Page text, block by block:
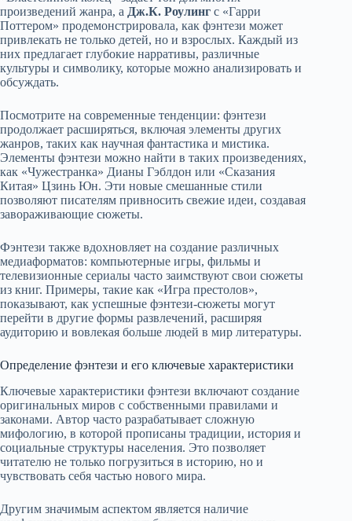
произведений жанра, а Дж.К. Роулинг с «Гарри
Поттером» продемонстрировала, как фэнтези может
привлекать не только детей, но и взрослых. Каждый из
них предлагает глубокие нарративы, различные
культуры и символику, которые можно анализировать и
обсуждать.
Посмотрите на современные тенденции: фэнтези
продолжает расширяться, включая элементы других
жанров, таких как научная фантастика и мистика.
Элементы фэнтези можно найти в таких произведениях,
как «Чужестранка» Дианы Гэблдон или «Сказания
Китая» Цзинь Юн. Эти новые смешанные стили
позволяют писателям привносить свежие идеи, создавая
завораживающие сюжеты.
Фэнтези также вдохновляет на создание различных
медиаформатов: компьютерные игры, фильмы и
телевизионные сериалы часто заимствуют свои сюжеты
из книг. Примеры, такие как «Игра престолов»,
показывают, как успешные фэнтези-сюжеты могут
перейти в другие формы развлечений, расширяя
аудиторию и вовлекая больше людей в мир литературы.
Определение фэнтези и его ключевые характеристики
Ключевые характеристики фэнтези включают создание
оригинальных миров с собственными правилами и
законами. Автор часто разрабатывает сложную
мифологию, в которой прописаны традиции, история и
социальные структуры населения. Это позволяет
читателю не только погрузиться в историю, но и
чувствовать себя частью нового мира.
Другим значимым аспектом является наличие